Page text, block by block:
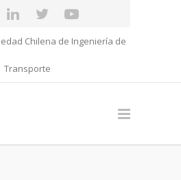
Chilena de Ingeniería de
Transporte